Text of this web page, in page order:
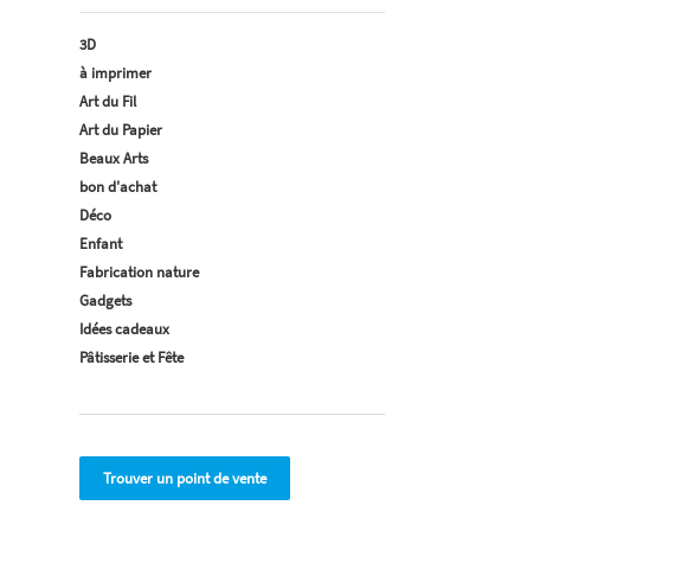
3D
à imprimer
Art du Fil
Art du Papier
Beaux Arts
bon d'achat
Déco
Enfant
Fabrication nature
Gadgets
Idées cadeaux
Pâtisserie et Fête
Trouver un point de vente